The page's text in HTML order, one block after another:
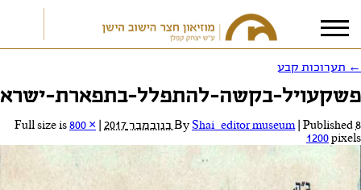
אני מאשר/ת את תנאי הפרטיות
← תערוכות קבע
פשקעויל-בקשה-להתפלל-בתפארת-
By Shai_editor museum Published8 בנובמבר 2017
800 ×
1200pixels